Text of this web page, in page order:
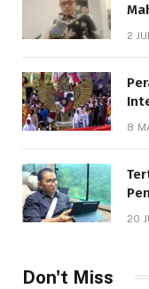
2
8
20
Don't Miss